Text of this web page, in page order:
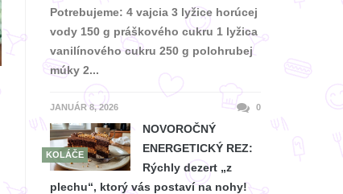
Potrebujeme: 4 vajcia 3 lyžice horúcej
vody 150 g práškového cukru 1 lyžica
vanilínového cukru 250 g polohrubej
múky 2...
JANUÁR 8, 2026 0
KOLÁČE
NOVOROČNÝ
ENERGETICKÝ REZ:
Rýchly dezert „z
plechu“, ktorý vás postaví na nohy!